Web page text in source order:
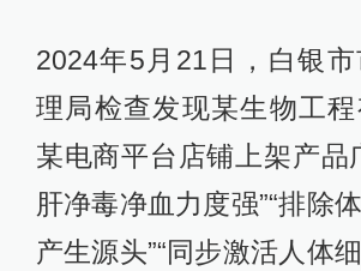
2024年5月21日，白银
理局检查发现某生物工
某电商平台店铺上架产品
肝净毒净血力度强”“排除
产生源头”“同步激活人体